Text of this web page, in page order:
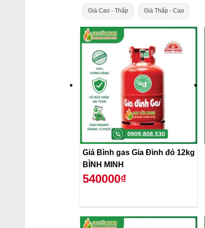
Giá Cao - Thấp Giá Thấp - Cao
Giá Bình gas Gia Đình đỏ 12kg
BÌNH MINH
540000₫